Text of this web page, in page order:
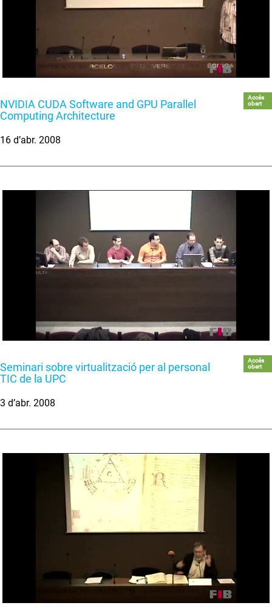
NVIDIA CUDA Software and GPU Parallel
Computing Architecture
Accés
obert
16 d’abr. 2008
Seminari sobre virtualització per al personal
TIC de la UPC
Accés
obert
3 d’abr. 2008